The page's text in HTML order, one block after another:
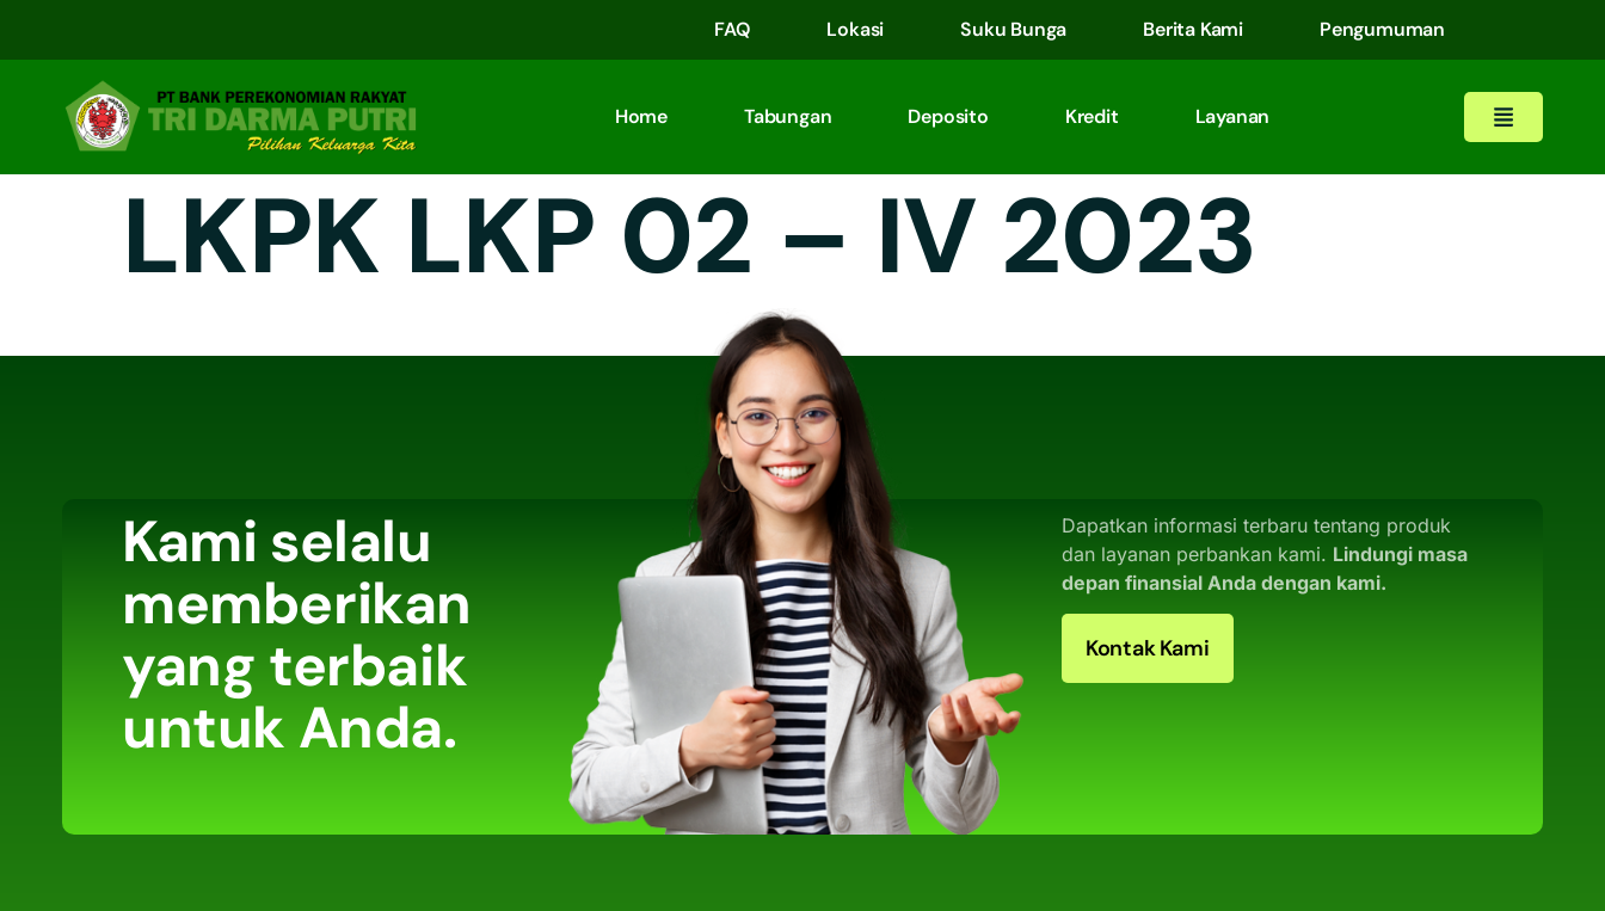
FAQ Lokasi Suku Bunga Berita Kami Pengumuman
Home Tabungan Deposito Kredit Layanan
LKPK LKP 02 – IV 2023
Kami selalu
memberikan
yang terbaik
untuk Anda.
Dapatkan informasi terbaru tentang produk
dan layanan perbankan kami. Lindungi masa
depan finansial Anda dengan kami.
Kontak Kami